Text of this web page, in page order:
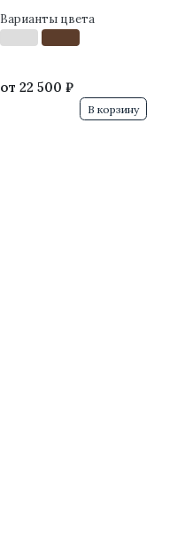
Варианты цвета
от 22 500 ₽
В корзину